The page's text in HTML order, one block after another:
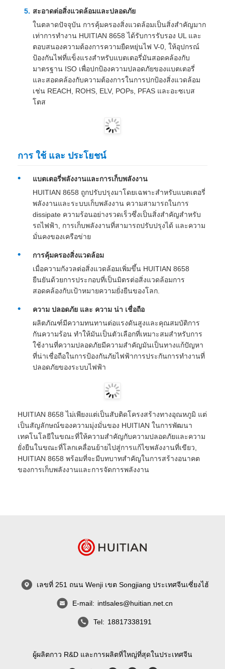
สะอาดต่อสิ่งแวดล้อมและปลอดภัย
ในตลาดปัจจุบัน การคุ้มครองสิ่งแวดล้อมเป็นสิ่งสําคัญมาก
เท่าการทํางาน HUITIAN 8658 ได้รับการรับรอง UL และ
ตอบสนองความต้องการความยืดหยุ่นไฟ V-0, ให้อุปกรณ์
ป้องกันไฟที่แข็งแรงสําหรับแบตเตอรี่มันสอดคล้องกับ
มาตรฐาน ISO เพื่อปกป้องความปลอดภัยของแบตเตอรี่
และสอดคล้องกับความต้องการในการปกป้องสิ่งแวดล้อม
เช่น REACH, ROHS, ELV, POPs, PFAS และอะซเบส
โตส
การ ใช้ และ ประโยชน์
แบตเตอรี่พลังงานและการเก็บพลังงาน
HUITIAN 8658 ถูกปรับปรุงมาโดยเฉพาะสําหรับแบตเตอรี่
พลังงานและระบบเก็บพลังงาน ความสามารถในการ
dissipate ความร้อนอย่างรวดเร็วซึ่งเป็นสิ่งสําคัญสําหรับ
รถไฟฟ้า, การเก็บพลังงานที่สามารถปรับปรุงได้ และความ
มั่นคงของเครือข่าย
การคุ้มครองสิ่งแวดล้อม
เมื่อความกังวลต่อสิ่งแวดล้อมเพิ่มขึ้น HUITIAN 8658
ยืนยันด้วยการประกอบที่เป็นมิตรต่อสิ่งแวดล้อมการ
สอดคล้องกับเป้าหมายความยั่งยืนของโลก.
ความ ปลอดภัย และ ความ น่า เชื่อถือ
ผลิตภัณฑ์มีความทนทานต่อแรงดันสูงและคุณสมบัติการ
กันความร้อน ทําให้มันเป็นตัวเลือกที่เหมาะสมสําหรับการ
ใช้งานที่ความปลอดภัยมีความสําคัญมันเป็นทางแก้ปัญหา
ที่น่าเชื่อถือในการป้องกันภัยไฟฟ้าการประกันการทํางานที่
ปลอดภัยของระบบไฟฟ้า
HUITIAN 8658 ไม่เพียงแต่เป็นสับติดโครงสร้างทางอุณหภูมิ แต่
เป็นสัญลักษณ์ของความมุ่งมั่นของ HUITIAN ในการพัฒนา
เทคโนโลยีในขณะที่ให้ความสําคัญกับความปลอดภัยและความ
ยั่งยืนในขณะที่โลกเคลื่อนย้ายไปสู่การแก้ไขพลังงานที่เขียว,
HUITIAN 8658 พร้อมที่จะมีบทบาทสําคัญในการสร้างอนาคต
ของการเก็บพลังงานและการจัดการพลังงาน
เลขที่ 251 ถนน Wenji เขต Songjiang ประเทศจีนเซี่ยงไฮ้
E-mail: intlsales@huitian.net.cn
Tel: 18817338191
ผู้ผลิตกาว R&D และการผลิตที่ใหญ่ที่สุดในประเทศจีน